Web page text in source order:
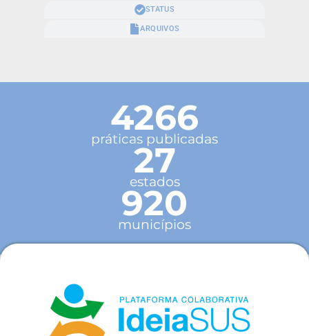
STATUS
ARQUIVOS
4266
práticas publicadas
27
estados
920
municípios